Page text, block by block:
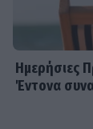
Ημερήσιες
Έντονα